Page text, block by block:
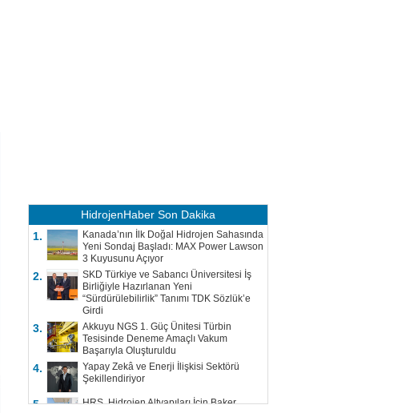
HidrojenHaber Son Dakika
1.
Kanada’nın İlk Doğal Hidrojen Sahasında
Yeni Sondaj Başladı: MAX Power Lawson
3 Kuyusunu Açıyor
2.
SKD Türkiye ve Sabancı Üniversitesi İş
Birliğiyle Hazırlanan Yeni
“Sürdürülebilirlik” Tanımı TDK Sözlük’e
Girdi
3.
Akkuyu NGS 1. Güç Ünitesi Türbin
Tesisinde Deneme Amaçlı Vakum
Başarıyla Oluşturuldu
4.
Yapay Zekâ ve Enerji İlişkisi Sektörü
Şekillendiriyor
5.
HRS, Hidrojen Altyapıları İçin Baker